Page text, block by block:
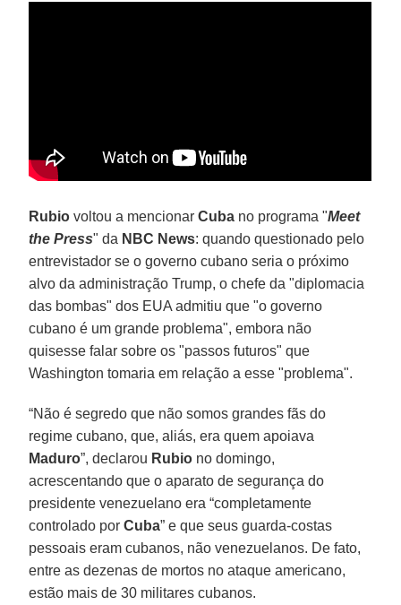
Rubio voltou a mencionarCuba no programa "Meet
the Press" da NBC News: quando questionado pelo
entrevistador se o governo cubano seria o próximo
alvo da administração Trump, o chefe da "diplomacia
das bombas" dos EUA admitiu que "o governo
cubano é um grande problema", embora não
quisesse falar sobre os "passos futuros" que
Washington tomaria em relação a esse "problema".
“Não é segredo que não somos grandes fãs do
regime cubano, que, aliás, era quem apoiava
Maduro”, declarou Rubio no domingo,
acrescentando que o aparato de segurança do
presidente venezuelano era “completamente
controlado porCuba” e que seus guarda-costas
pessoais eram cubanos, não venezuelanos. De fato,
entre as dezenas de mortos no ataque americano,
estão mais de 30 militares cubanos.